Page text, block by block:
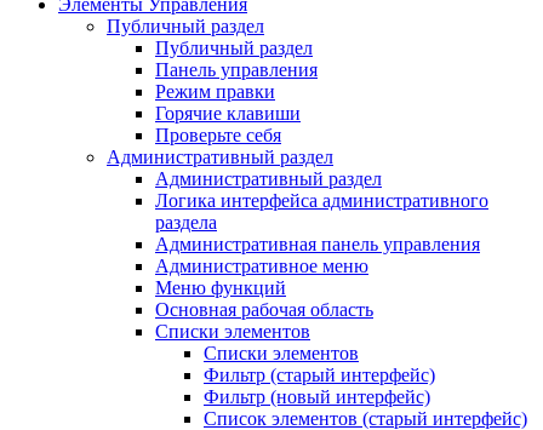
Элементы Управления
Публичный раздел
Публичный раздел
Панель управления
Режим правки
Горячие клавиши
Проверьте себя
Административный раздел
Административный раздел
Логика интерфейса административного
раздела
Административная панель управления
Административное меню
Меню функций
Основная рабочая область
Списки элементов
Списки элементов
Фильтр (старый интерфейс)
Фильтр (новый интерфейс)
Список элементов (старый интерфейс)